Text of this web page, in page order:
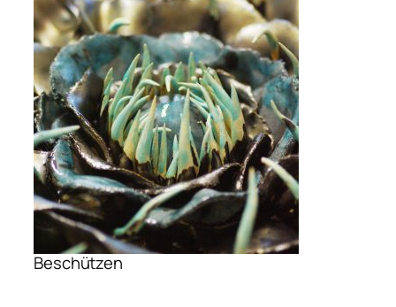
Beschützen